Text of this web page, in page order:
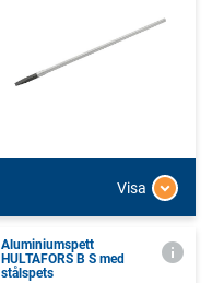
Visa
Aluminiumspett
HULTAFORS B S med
stålspets